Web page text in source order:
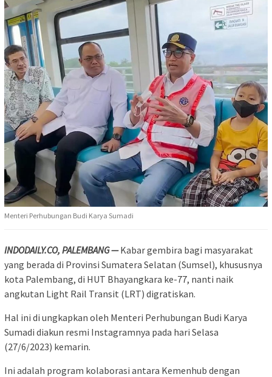
Menteri Perhubungan Budi Karya Sumadi
INDODAILY.CO, PALEMBANG — Kabar gembira bagi masyarakat
yang berada di Provinsi Sumatera Selatan (Sumsel), khususnya
kota Palembang, di HUT Bhayangkara ke-77, nanti naik
angkutan Light Rail Transit (LRT) digratiskan.
Hal ini di ungkapkan oleh Menteri Perhubungan Budi Karya
Sumadi diakun resmi Instagramnya pada hari Selasa
(27/6/2023) kemarin.
Ini adalah program kolaborasi antara Kemenhub dengan